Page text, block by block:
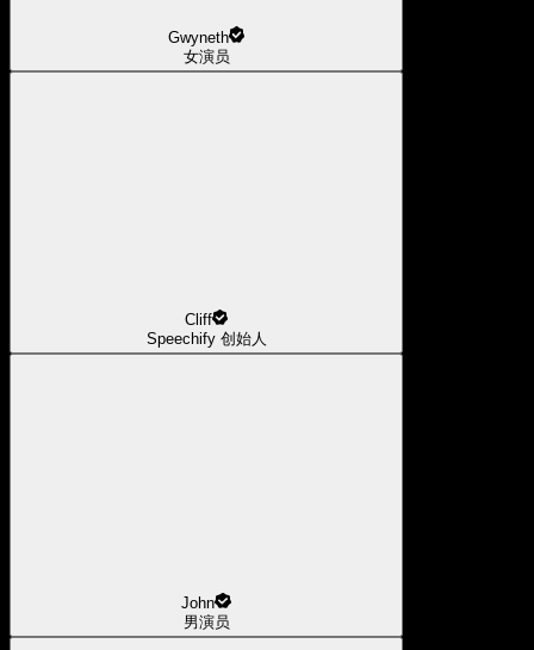
Gwyneth
女演员
Cliff
Speechify 创始人
John
男演员